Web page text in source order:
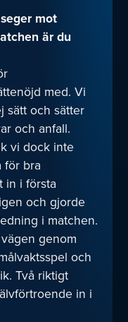
mot
är du
med. Vi
sätt och sätter
och anfall.
vi dock inte
för bra
in i första
och gjorde
i matchen.
genom
och
Två riktigt
in i